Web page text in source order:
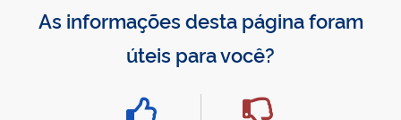
As informações desta página foram
úteis para você?